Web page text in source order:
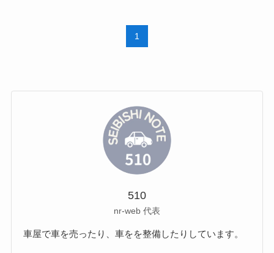
1
510
nr-web 代表
車屋で車を売ったり、車をを整備したりしています。